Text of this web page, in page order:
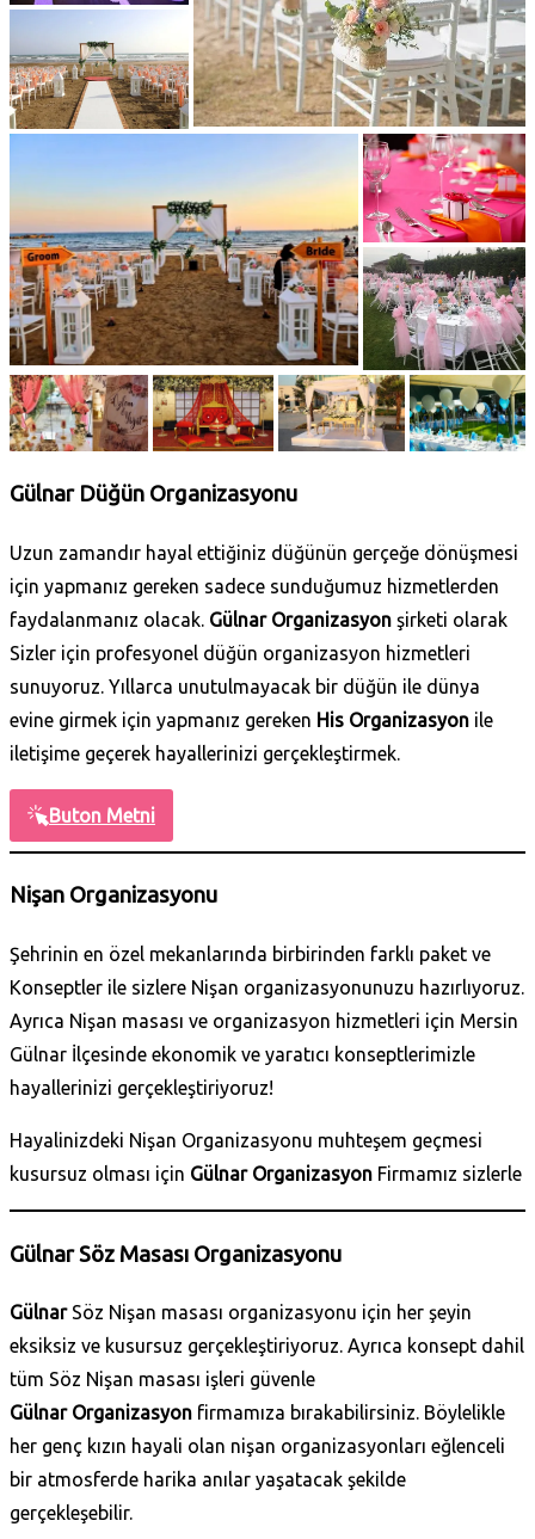
Gülnar Düğün Organizasyonu
Uzun zamandır hayal ettiğiniz düğünün gerçeğe dönüşmesi
için yapmanız gereken sadece sunduğumuz hizmetlerden
faydalanmanız olacak. Gülnar Organizasyon şirketi olarak
Sizler için profesyonel düğün organizasyon hizmetleri
sunuyoruz. Yıllarca unutulmayacak bir düğün ile dünya
evine girmek için yapmanız gereken His Organizasyon ile
iletişime geçerek hayallerinizi gerçekleştirmek.
Buton Metni
Nişan Organizasyonu
Şehrinin en özel mekanlarında birbirinden farklı paket ve
Konseptler ile sizlere Nişan organizasyonunuzu hazırlıyoruz.
Ayrıca Nişan masası ve organizasyon hizmetleri için Mersin
Gülnar İlçesinde ekonomik ve yaratıcı konseptlerimizle
hayallerinizi gerçekleştiriyoruz!
Hayalinizdeki Nişan Organizasyonu muhteşem geçmesi
kusursuz olması için Gülnar Organizasyon Firmamız sizlerle
Gülnar Söz Masası Organizasyonu
Gülnar Söz Nişan masası organizasyonu için her şeyin
eksiksiz ve kusursuz gerçekleştiriyoruz. Ayrıca konsept dahil
tüm Söz Nişan masası işleri güvenle
Gülnar Organizasyon firmamıza bırakabilirsiniz. Böylelikle
her genç kızın hayali olan nişan organizasyonları eğlenceli
bir atmosferde harika anılar yaşatacak şekilde
gerçekleşebilir.